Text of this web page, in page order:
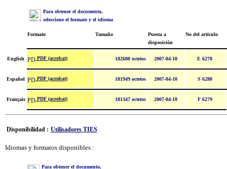
Para obtener el documento,
seleccione el formato y el idioma
Formato Tamaño
Puesta a
disposición
No del artículo
English PDF (acrobat) 182680 octetos 2007-04-10 E 6278
Español PDF (acrobat) 181949 octetos 2007-04-10 S 6280
Français PDF (acrobat) 181347 octetos 2007-04-10 F 6279
Disponibilidad : Utilisadores TIES
Idiomas y formatos disponibles :
Para obtener el documento,